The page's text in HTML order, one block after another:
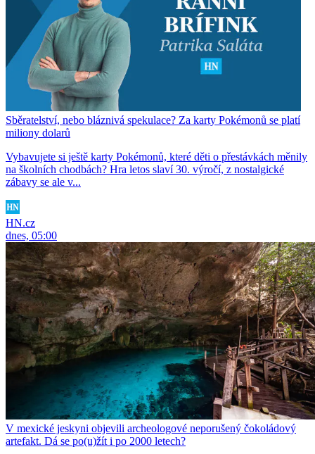
Sběratelství, nebo bláznivá spekulace? Za karty Pokémonů se platí
miliony dolarů
Vybavujete si ještě karty Pokémonů, které děti o přestávkách měnily
na školních chodbách? Hra letos slaví 30. výročí, z nostalgické
zábavy se ale v...
HN.cz
dnes, 05:00
V mexické jeskyni objevili archeologové neporušený čokoládový
artefakt. Dá se po(u)žít i po 2000 letech?